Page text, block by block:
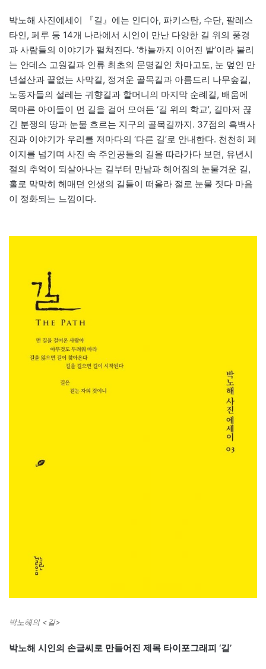
박노해 사진에세이 『길』에는 인디아, 파키스탄, 수단, 팔레스
타인, 페루 등 14개 나라에서 시인이 만난 다양한 길 위의 풍경
과 사람들의 이야기가 펼쳐진다. ‘하늘까지 이어진 밭’이라 불리
는 안데스 고원길과 인류 최초의 문명길인 차마고도, 눈 덮인 만
년설산과 끝없는 사막길, 정겨운 골목길과 아름드리 나무숲길,
노동자들의 설레는 귀향길과 할머니의 마지막 순례길, 배움에
목마른 아이들이 먼 길을 걸어 모여든 ‘길 위의 학교’, 길마저 끊
긴 분쟁의 땅과 눈물 흐르는 지구의 골목길까지. 37점의 흑백사
진과 이야기가 우리를 저마다의 ‘다른 길’로 안내한다. 천천히 페
이지를 넘기며 사진 속 주인공들의 길을 따라가다 보면, 유년시
절의 추억이 되살아나는 길부터 만남과 헤어짐의 눈물겨운 길,
홀로 막막히 헤매던 인생의 길들이 떠올라 절로 눈물 짓다 마음
이 정화되는 느낌이다.
박노해의 <길>
박노해 시인의 손글씨로 만들어진 제목 타이포그래피 ‘길’